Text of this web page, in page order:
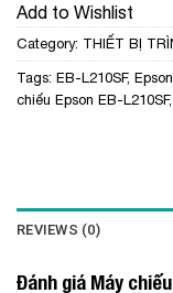
Add to Wishlist
Category: THIẾT BỊ
Tags: EB-L210SF,
chiếu Epson EB-L210SF,
REVIEWS (0)
Đánh giá Máy